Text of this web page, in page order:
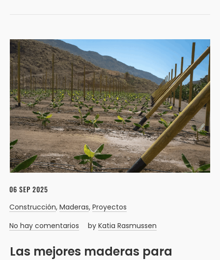
06 SEP 2025
Construcción, Maderas, Proyectos
No hay comentarios
by Katia Rasmussen
Las mejores maderas para